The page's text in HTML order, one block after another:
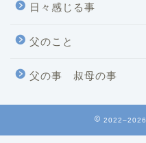
日々感じる事
父のこと
父の事 叔母の事